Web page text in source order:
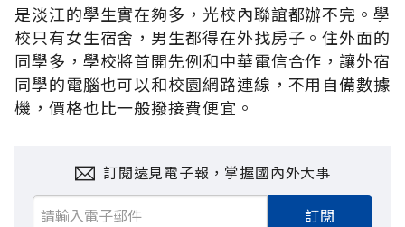
是淡江的學生實在夠多，光校內聯誼都辦不完。學
校只有女生宿舍，男生都得在外找房子。住外面的
同學多，學校將首開先例和中華電信合作，讓外宿
同學的電腦也可以和校園網路連線，不用自備數據
機，價格也比一般撥接費便宜。
訂閱遠見電子報，掌握國內外大事
訂閱